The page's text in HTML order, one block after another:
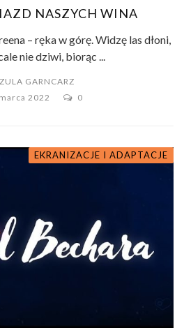
NASZYCH WINA
– ręka w górę. Widzę las dłoni,
nie dziwi, biorąc ...
GARNCARZ
2022
0
EKRANIZACJE I ADAPTACJE